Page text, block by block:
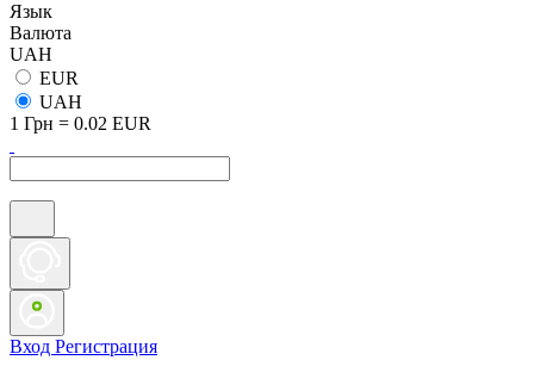
Язык
Валюта
UAH
EUR
UAH
1 Грн = 0.02 EUR
Вход Регистрация